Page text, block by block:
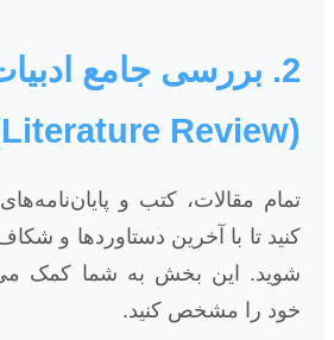
2. بررسی جامع
(Literature Review)
تمام مقالات، کتب و
کنید تا با آخرین دستاوردها و
شوید. این بخش به شما کمک
خود را مشخص کنید.